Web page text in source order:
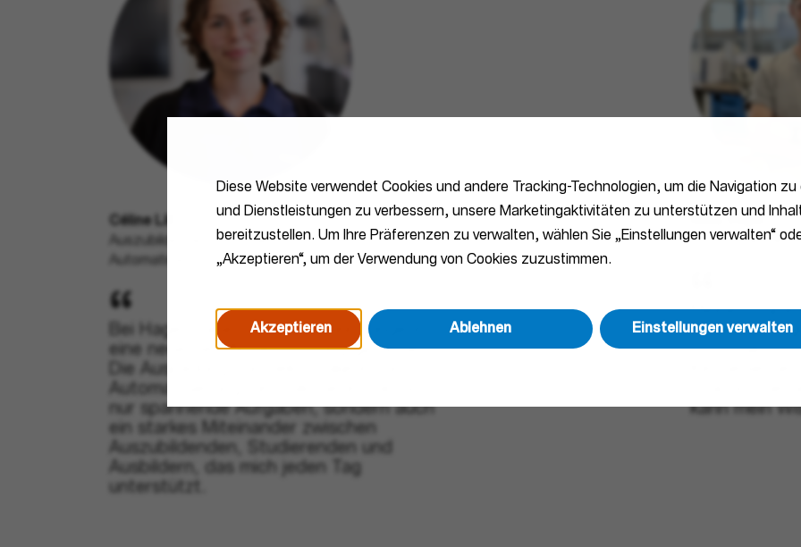
Diese Website verwendet Cookies und andere Tracking-Technologien, um die Navigation
und Dienstleistungen zu verbessern, unsere Marketingaktivitäten zu unterstützen und
bereitzustellen. Um Ihre Präferenzen zu verwalten, wählen Sie „Einstellungen verwalten“
„Akzeptieren“, um der Verwendung von Cookies zuzustimmen.
Akzeptieren Ablehnen Einstellungen verwalten
Céline Lill
Auszubildende Elektronikerin für
Automatisierungstechnik - Hager Germany
Bei Hager habe ich als Quereinsteigerin
eine neue berufliche Richtung gefunden.
Die Ausbildung zur Elektronikerin für
Automatisierungstechnik bietet mir nicht
nur spannende Aufgaben, sondern auch
ein starkes Miteinander zwischen
Auszubildenden, Studierenden und
Ausbildern, das mich jeden Tag
unterstützt.
Auszubildender
Meine
Hager ist
Von
kann mein